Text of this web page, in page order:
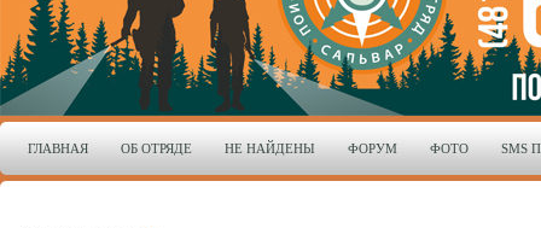
ГЛАВНАЯ ОБ ОТРЯДЕ НЕ НАЙДЕНЫ ФОРУМ ФОТО SMS